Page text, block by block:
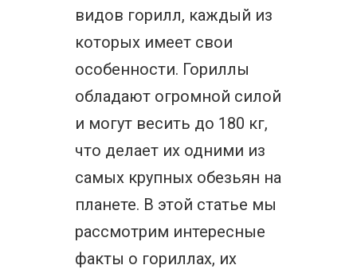
видов горилл, каждый из
которых имеет свои
особенности. Гориллы
обладают огромной силой
и могут весить до 180 кг,
что делает их одними из
самых крупных обезьян на
планете. В этой статье мы
рассмотрим интересные
факты о гориллах, их